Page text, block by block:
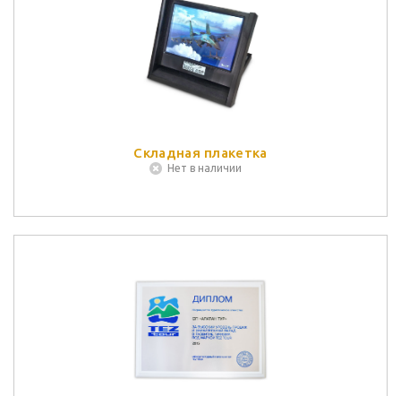
Складная плакетка
Нет в наличии